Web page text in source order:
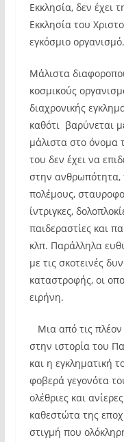
Εκκλησία, δεν έχει
Εκκλησία του
εγκόσμιο οργανισμό.
Μάλιστα
κοσμικούς
διαχρονικής
καθότι βαρύνεται
μάλιστα στο όνομα
του δεν έχει να
στην ανθρωπότητα,
πολέμους,
ίντριγκες,
παιδεραστίες και
κλπ. Παράλληλα
με τις σκοτεινές
καταστροφής, οι
ειρήνη.
Μια από τις πλέον
στην ιστορία του
και η εγκληματική
φοβερά γεγονότα
ολέθριες και
καθεστώτα της
στιγμή που